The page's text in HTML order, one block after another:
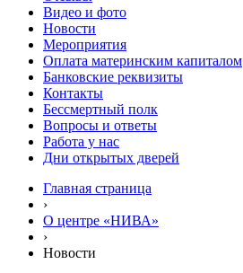
Видео и фото
Новости
Мероприятия
Оплата материнским капиталом
Банковские реквизиты
Контакты
Бессмертный полк
Вопросы и ответы
Работа у нас
Дни открытых дверей
Главная страница
›
О центре «НИВА»
›
Новости